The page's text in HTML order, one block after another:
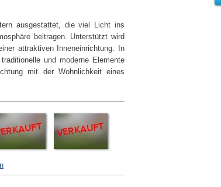
ausgestattet, die viel Licht ins
beitragen. Unterstützt wird
attraktiven Inneneinrichtung. In
und moderne Elemente
mit der Wohnlichkeit eines